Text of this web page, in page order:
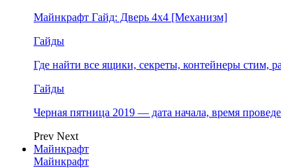
Майнкрафт Гайд: Дверь 4х4 [Механизм]
Гайды
Где найти все ящики, секреты, контейнеры стим,
Гайды
Черная пятница 2019 — дата начала, время
Prev Next
Майнкрафт
Майнкрафт